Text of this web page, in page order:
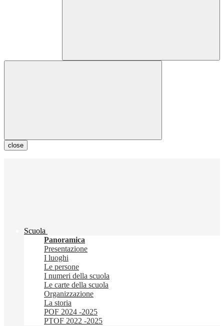
close
Scuola
Panoramica
Presentazione
I luoghi
Le persone
I numeri della scuola
Le carte della scuola
Organizzazione
La storia
POF 2024 -2025
PTOF 2022 -2025